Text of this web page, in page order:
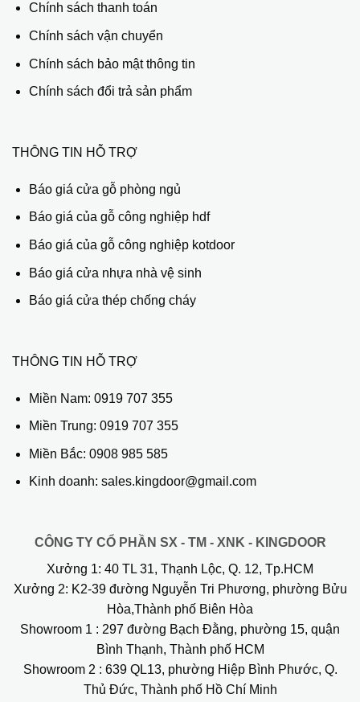
Chính sách thanh toán
Chính sách vận chuyển
Chính sách bảo mật thông tin
Chính sách đổi trả sản phẩm
THÔNG TIN HỖ TRỢ
Báo giá cửa gỗ phòng ngủ
Báo giá của gỗ công nghiệp hdf
Báo giá của gỗ công nghiệp kotdoor
Báo giá cửa nhựa nhà vệ sinh
Báo giá cửa thép chống cháy
THÔNG TIN HỖ TRỢ
Miền Nam: 0919 707 355
Miền Trung: 0919 707 355
Miền Bắc: 0908 985 585
Kinh doanh: sales.kingdoor@gmail.com
CÔNG TY CỔ PHẦN SX - TM - XNK - KINGDOOR
Xưởng 1: 40 TL 31, Thạnh Lộc, Q. 12, Tp.HCM
Xưởng 2: K2-39 đường Nguyễn Tri Phương, phường Bửu
Hòa,Thành phố Biên Hòa
Showroom 1 : 297 đường Bạch Đằng, phường 15, quận
Bình Thạnh, Thành phố HCM
Showroom 2 : 639 QL13, phường Hiệp Bình Phước, Q.
Thủ Đức, Thành phố Hồ Chí Minh